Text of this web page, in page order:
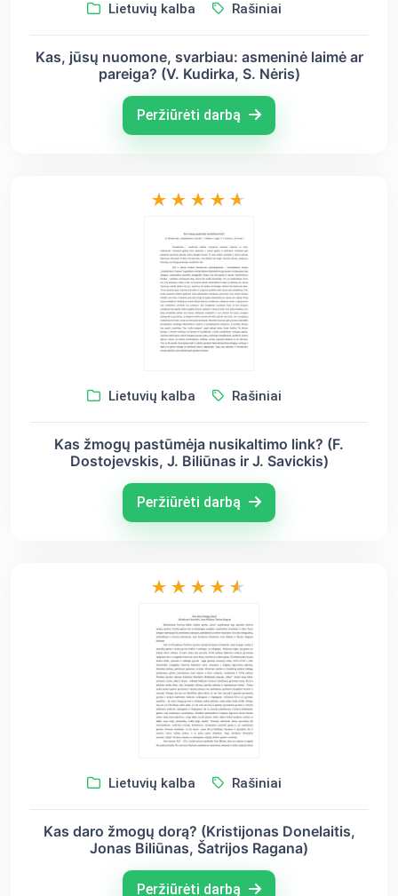
Lietuvių kalba Rašiniai
Kas, jūsų nuomone, svarbiau: asmeninė laimė ar
pareiga? (V. Kudirka, S. Nėris)
Peržiūrėti darbą
Lietuvių kalba Rašiniai
Kas žmogų pastūmėja nusikaltimo link? (F.
Dostojevskis, J. Biliūnas ir J. Savickis)
Peržiūrėti darbą
Lietuvių kalba Rašiniai
Kas daro žmogų dorą? (Kristijonas Donelaitis,
Jonas Biliūnas, Šatrijos Ragana)
Peržiūrėti darbą